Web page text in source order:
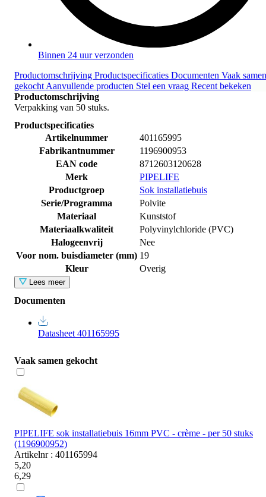
Binnen 24 uur verzonden
Productomschrijving Productspecificaties Documenten Vaak samen
gekocht Aanvullende producten Stel een vraag Recent bekeken
Productomschrijving
Verpakking van 50 stuks.
Productspecificaties
Artikelnummer
401165995
Fabrikantnummer
1196900953
EAN code
8712603120628
Merk
PIPELIFE
Productgroep
Sok installatiebuis
Serie/Programma
Polvite
Materiaal
Kunststof
Materiaalkwaliteit
Polyvinylchloride (PVC)
Halogeenvrij
Nee
Voor nom. buisdiameter (mm) 19
Kleur
Overig
Lees meer
Documenten
Datasheet 401165995
Vaak samen gekocht
PIPELIFE sok installatiebuis 16mm PVC - crème - per 50 stuks
(1196900952)
Artikelnr : 401165994
5,20
6,29